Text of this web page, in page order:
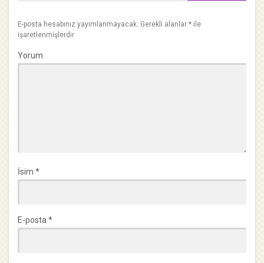
E-posta hesabınız yayımlanmayacak. Gerekli alanlar * ile
işaretlenmişlerdir
Yorum
İsim *
E-posta *